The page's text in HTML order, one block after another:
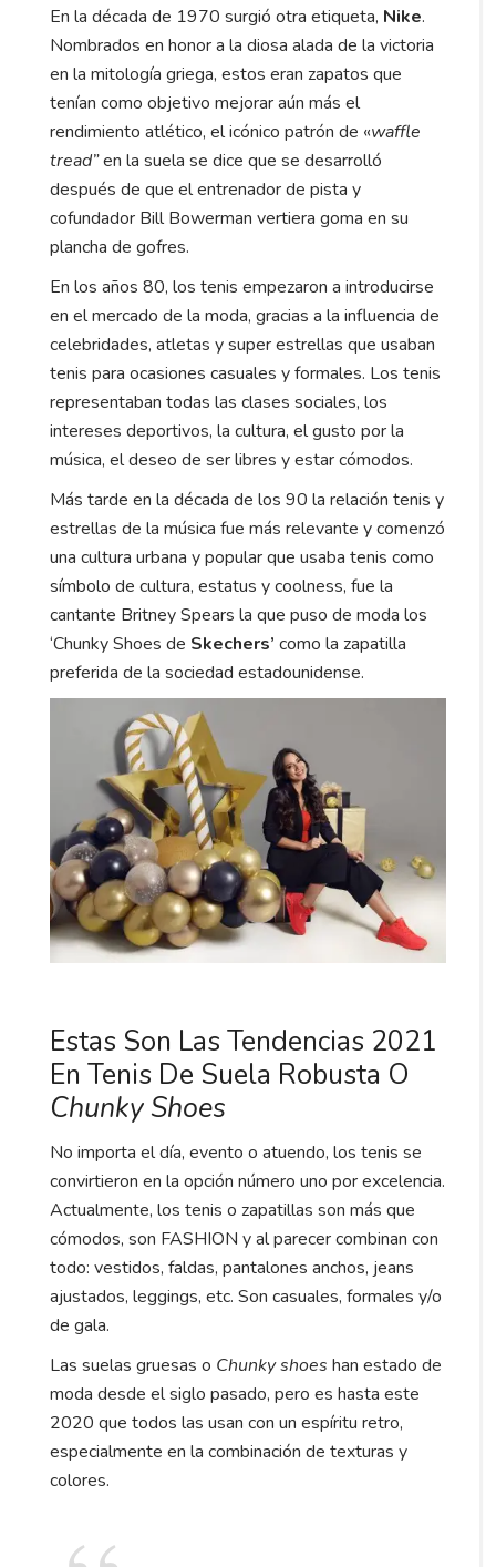
En la década de 1970 surgió otra etiqueta, Nike.
Nombrados en honor a la diosa alada de la victoria
en la mitología griega, estos eran zapatos que
tenían como objetivo mejorar aún más el
rendimiento atlético, el icónico patrón de «waffle
tread”en la suela se dice que se desarrolló
después de que el entrenador de pista y
cofundador Bill Bowerman vertiera goma en su
plancha de gofres.
En los años 80, los tenis empezaron a introducirse
en el mercado de la moda, gracias a la influencia de
celebridades, atletas y super estrellas que usaban
tenis para ocasiones casuales y formales. Los tenis
representaban todas las clases sociales, los
intereses deportivos, la cultura, el gusto por la
música, el deseo de ser libres y estar cómodos.
Más tarde en la década de los 90 la relación tenis y
estrellas de la música fue más relevante y comenzó
una cultura urbana y popular que usaba tenis como
símbolo de cultura, estatus y coolness, fue la
cantante Britney Spears la que puso de moda los
‘Chunky Shoes de Skechers’ como la zapatilla
preferida de la sociedad estadounidense.
Estas Son Las Tendencias 2021
En Tenis De Suela Robusta O
Chunky Shoes
No importa el día, evento o atuendo, los tenis se
convirtieron en la opción número uno por excelencia.
Actualmente, los tenis o zapatillas son más que
cómodos, son FASHION y al parecer combinan con
todo: vestidos, faldas, pantalones anchos, jeans
ajustados, leggings, etc. Son casuales, formales y/o
de gala.
Las suelas gruesas o Chunky shoes han estado de
moda desde el siglo pasado, pero es hasta este
2020 que todos las usan con un espíritu retro,
especialmente en la combinación de texturas y
colores.